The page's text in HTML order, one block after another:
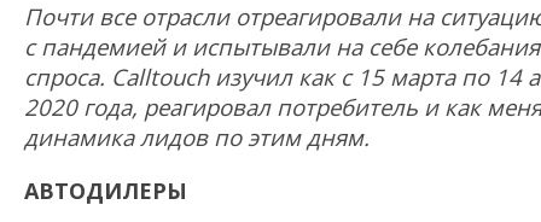
Почти все отрасли отреагировали на
с пандемией и испытывали на себе колебания
спроса. Calltouch изучил как с 15 марта по 14
2020 года, реагировал потребитель и как
динамика лидов по этим дням.
АВТОДИЛЕРЫ